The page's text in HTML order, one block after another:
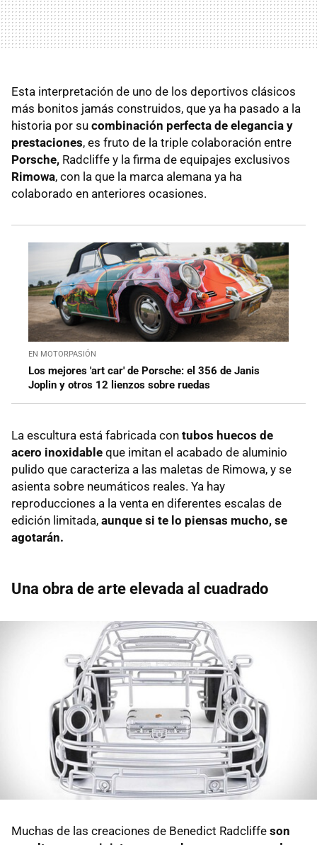
Esta interpretación de uno de los deportivos clásicos
más bonitos jamás construidos, que ya ha pasado a la
historia por su combinación perfecta de elegancia y
prestaciones, es fruto de la triple colaboración entre
Porsche, Radcliffe y la firma de equipajes exclusivos
Rimowa, con la que la marca alemana ya ha
colaborado en anteriores ocasiones.
EN MOTORPASIÓN
Los mejores 'art car' de Porsche: el 356 de Janis
Joplin y otros 12 lienzos sobre ruedas
La escultura está fabricada con tubos huecos de
acero inoxidable que imitan el acabado de aluminio
pulido que caracteriza a las maletas de Rimowa, y se
asienta sobre neumáticos reales. Ya hay
reproducciones a la venta en diferentes escalas de
edición limitada, aunque si te lo piensas mucho, se
agotarán.
Una obra de arte elevada al cuadrado
Muchas de las creaciones de Benedict Radcliffe son